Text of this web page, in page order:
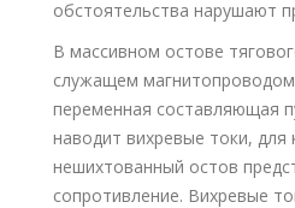
обстоятельства нарушают
В массивном остове
служащем
переменная составляющая
наводит вихревые токи, для
нешихтованный остов
сопротивление. Вихревые